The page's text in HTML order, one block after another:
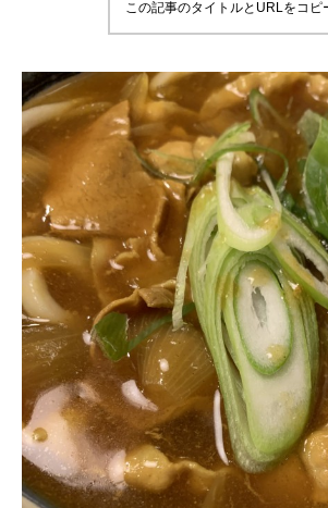
この記事のタイトルとURLをコピ